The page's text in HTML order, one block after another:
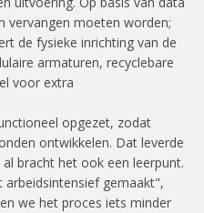
vervangen moeten worden;
de fysieke inrichting van de
armaturen, recyclebare
voor extra
opgezet, zodat
ontwikkelen. Dat leverde
bracht het ook een leerpunt.
arbeidsintensief gemaakt",
we het proces iets minder